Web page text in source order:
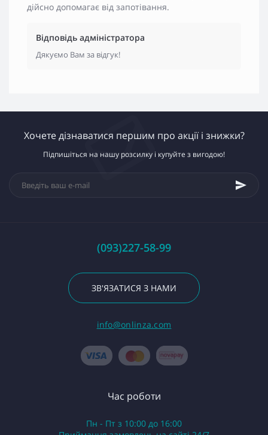
дійсно допомагає від запотівання.
Відповідь адміністратора
Дякуємо Вам за відгук!
Хочете дізнаватися першим про акції і знижки?
Підпишіться на нашу розсилку і купуйте з вигодою!
(093)227-58-99
ЗВ'ЯЗАТИСЯ З НАМИ
info@onlinza.com
Час роботи
Пн - Пт з 10:00 до 16:00